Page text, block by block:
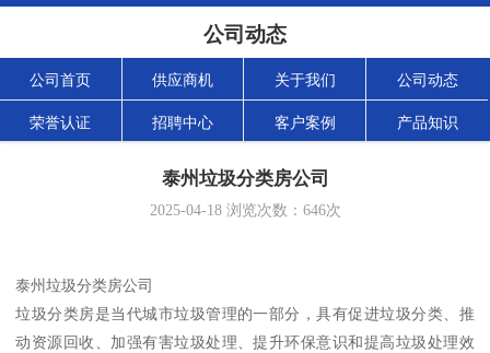
公司动态
公司首页 供应商机 关于我们 公司动态
荣誉认证 招聘中心 客户案例 产品知识
泰州垃圾分类房公司
2025-04-18浏览次数： 646次
泰州垃圾分类房公司
垃圾分类房是当代城市垃圾管理的一部分，具有促进垃圾分类、推
动资源回收、加强有害垃圾处理、提升环保意识和提高垃圾处理效